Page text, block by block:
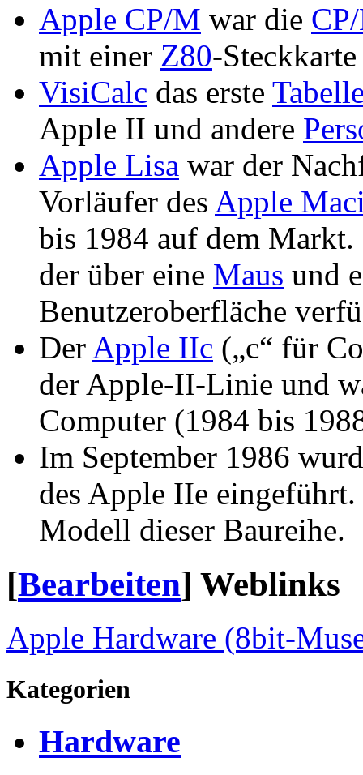
Apple CP/M war die
mit einer Z80-
VisiCalc das erste
Apple II und andere
Apple Lisa war der
Vorläufer des Apple
bis 1984 auf dem Markt.
der über eine Maus und
Benutzeroberfläche
Der Apple IIc („c“ für
der Apple-II-Linie und
Computer (1984 bis
Im September 1986
des Apple IIe
Modell dieser Baureihe.
[Bearbeiten] Weblinks
Apple Hardware (8bit-
Kategorien
Hardware